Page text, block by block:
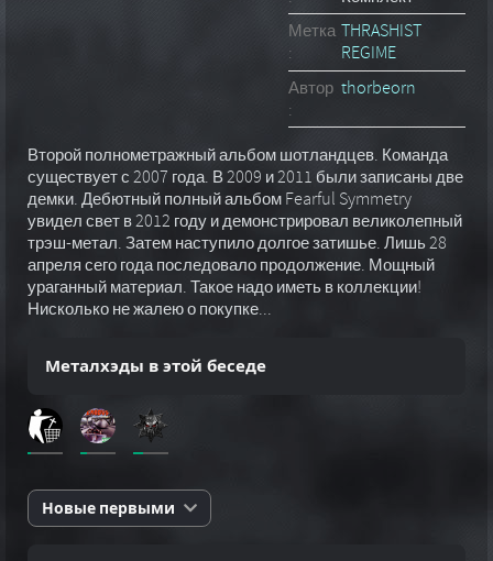
Метка
:
THRASHIST
REGIME
Автор
:
thorbeorn
Второй полнометражный альбом шотландцев. Команда
существует с 2007 года. В 2009 и 2011 были записаны две
демки. Дебютный полный альбом Fearful Symmetry
увидел свет в 2012 году и демонстрировал великолепный
трэш-метал. Затем наступило долгое затишье. Лишь 28
апреля сего года последовало продолжение. Мощный
ураганный материал. Такое надо иметь в коллекции!
Нисколько не жалею о покупке...
Металхэды в этой беседе
Новые первыми